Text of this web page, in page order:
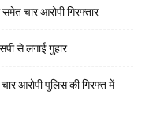
चार आरोपी गिरफ्तार
से लगाई गुहार
आरोपी पुलिस की गिरफ्त में